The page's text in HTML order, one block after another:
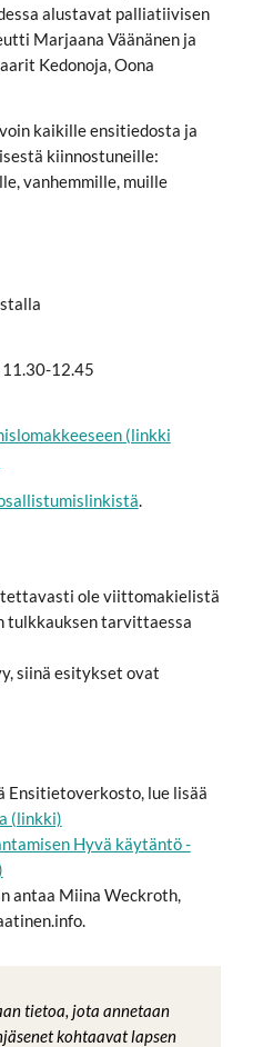
alustavat palliatiivisen
Marjaana Väänänen ja
Kedonoja, Oona
kaikille ensitiedosta ja
kiinnostuneille:
vanhemmille, muille
12.45
(linkki
.
ole viittomakielistä
tulkkauksen tarvittaessa
siinä esitykset ovat
Ensitietoverkosto, lue lisää
(linkki)
Hyvä käytäntö -
antaa Miina Weckroth,
tietoa, jota annetaan
kohtaavat lapsen